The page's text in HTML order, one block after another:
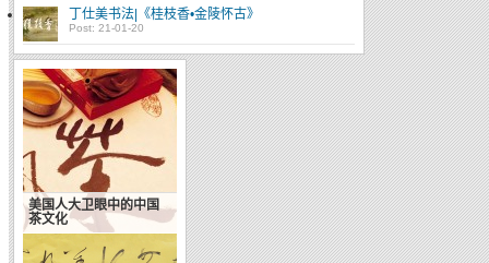
丁仕美书法|《桂枝香•金陵怀古》
Post: 21-01-20
美国人大卫眼中的中国
茶文化